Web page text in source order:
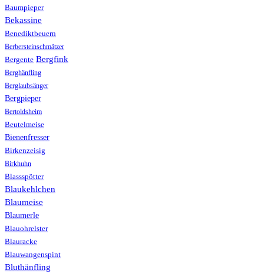
Baumpieper
Bekassine
Benediktbeuern
Berbersteinschmätzer
Bergente Bergfink
Berghänfling
Berglaubsänger
Bergpieper
Bertoldsheim
Beutelmeise
Bienenfresser
Birkenzeisig
Birkhuhn
Blassspötter
Blaukehlchen
Blaumeise
Blaumerle
Blauohrelster
Blauracke
Blauwangenspint
Bluthänfling